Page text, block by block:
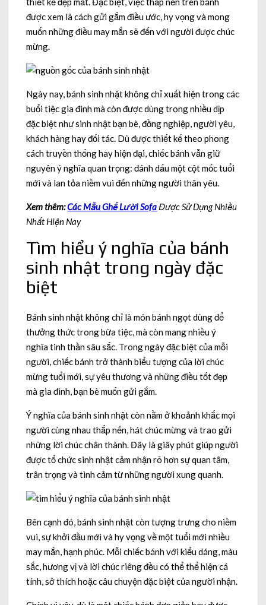
được xem là cách gửi gắm điều ước, hy vọng và mong
muốn những điều may mắn sẽ đến với người được chúc
mừng.
Ngày nay, bánh sinh nhật không chỉ xuất hiện trong các
buổi tiệc gia đình mà còn được dùng trong nhiều dịp
đặc biệt như sinh nhật bạn bè, đồng nghiệp, người yêu,
khách hàng hay đối tác. Dù được thiết kế theo phong
cách truyền thống hay hiện đại, chiếc bánh vẫn giữ
nguyên ý nghĩa quan trọng: đánh dấu một cột mốc tuổi
mới và lan tỏa niềm vui đến những người thân yêu.
Xem thêm:Các Mẫu Ghế Lười SofaĐược Sử Dụng Nhiều
Nhất Hiện Nay
Tìm hiểu ý nghĩa của bánh
sinh nhật trong ngày đặc
biệt
Bánh sinh nhật không chỉ là món bánh ngọt dùng để
thưởng thức trong bữa tiệc, mà còn mang nhiều ý
nghĩa tinh thần sâu sắc. Trong ngày đặc biệt của mỗi
người, chiếc bánh trở thành biểu tượng của lời chúc
mừng tuổi mới, sự yêu thương và những điều tốt đẹp
mà gia đình, bạn bè muốn gửi gắm.
Ý nghĩa của bánh sinh nhật còn nằm ở khoảnh khắc mọi
người cùng nhau thắp nến, hát chúc mừng và trao gửi
những lời chúc chân thành. Đây là giây phút giúp người
được tổ chức sinh nhật cảm nhận rõ hơn sự quan tâm,
trân trọng và tình cảm từ những người xung quanh.
Bên cạnh đó, bánh sinh nhật còn tượng trưng cho niềm
vui, sự khởi đầu mới và hy vọng về một tuổi mới nhiều
may mắn, hạnh phúc. Mỗi chiếc bánh với kiểu dáng, màu
sắc, hương vị và lời chúc riêng đều có thể thể hiện cá
tính, sở thích hoặc câu chuyện đặc biệt của người nhận.